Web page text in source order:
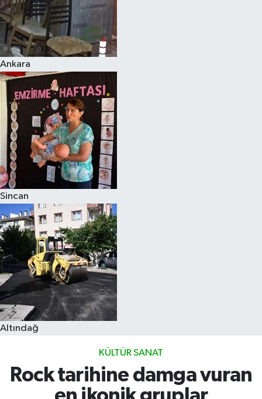
Ankara
Sincan
Altındağ
KÜLTÜR SANAT
Rock tarihine damga vuran